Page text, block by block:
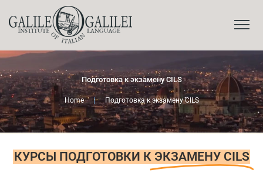
Подготовка к экзамену CILS
Home | Подготовка к экзамену CILS
КУРСЫ ПОДГОТОВКИ К ЭКЗАМЕНУ CILS